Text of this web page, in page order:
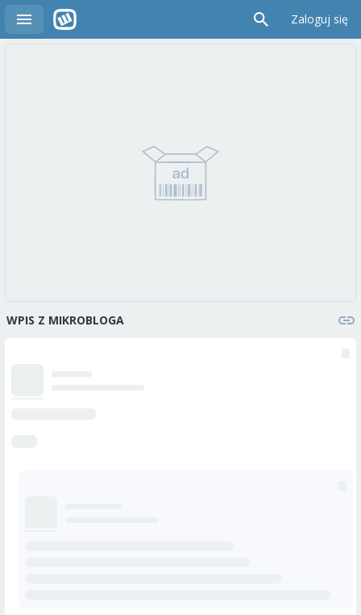
Zaloguj się
WPIS Z MIKROBLOGA